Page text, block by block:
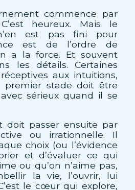
commence par
heureux. Mais le
est pas fini pour
est de l’ordre de
a la force. Et souvent
les détails. Certaines
aux intuitions,
premier stade doit être
sérieux quand il se
doit passer ensuite par
ou irrationnelle. Il
choix (ou l’évidence
et d’évaluer ce qui
ou qu’on n’aime pas,
la vie, l’ouvrir, lui
le cœur qui explore,